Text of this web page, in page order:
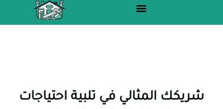
شريكك المثالي في تلبية احتياجات